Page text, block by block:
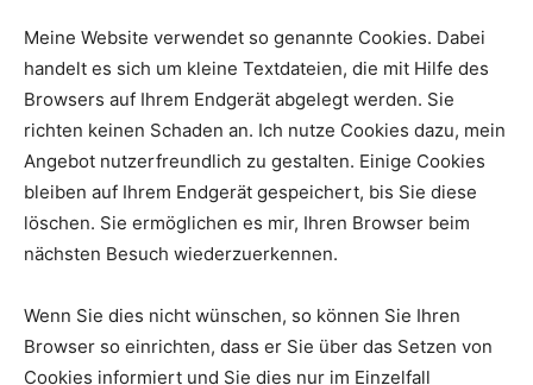
Meine Website verwendet so genannte Cookies. Dabei
handelt es sich um kleine Textdateien, die mit Hilfe des
Browsers auf Ihrem Endgerät abgelegt werden. Sie
richten keinen Schaden an. Ich nutze Cookies dazu, mein
Angebot nutzerfreundlich zu gestalten. Einige Cookies
bleiben auf Ihrem Endgerät gespeichert, bis Sie diese
löschen. Sie ermöglichen es mir, Ihren Browser beim
nächsten Besuch wiederzuerkennen.
Wenn Sie dies nicht wünschen, so können Sie Ihren
Browser so einrichten, dass er Sie über das Setzen von
Cookies informiert und Sie dies nur im Einzelfall